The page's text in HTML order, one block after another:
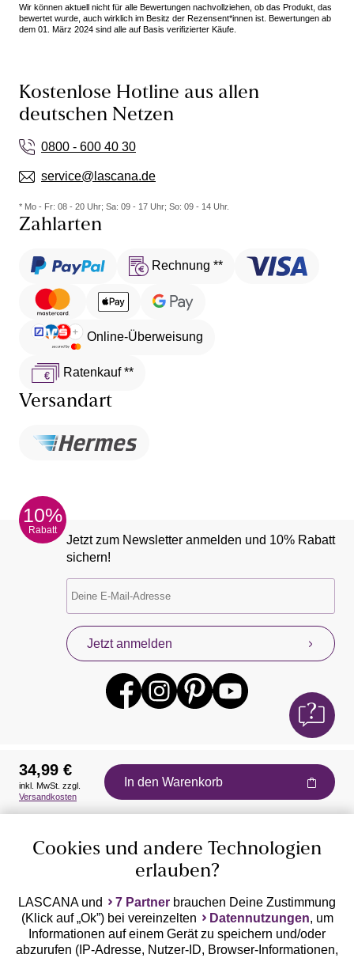
Wir können aktuell nicht für alle Bewertungen nachvollziehen, ob das Produkt, das
bewertet wurde, auch wirklich im Besitz der Rezensent*innen ist. Bewertungen ab
dem 01. März 2024 sind alle auf Basis verifizierter Käufe.
Kostenlose Hotline aus allen
deutschen Netzen
0800 - 600 40 30
service@lascana.de
* Mo - Fr: 08 - 20 Uhr; Sa: 09 - 17 Uhr; So: 09 - 14 Uhr.
Zahlarten
Rechnung **
Online-Überweisung
Ratenkauf **
Versandart
10%
Rabatt
Jetzt zum Newsletter anmelden und 10% Rabatt
sichern!
Jetzt anmelden
Auszeichnungen
Geprüfte Sicherheit
34,99 €
inkl. MwSt. zzgl.
Versandkosten
In den Warenkorb
Cookies und andere Technologien
erlauben?
LASCANA und 7 Partner brauchen Deine Zustimmung
(Klick auf „Ok”) bei vereinzelten
Datennutzungen, um
Informationen auf einem Gerät zu speichern und/oder
abzurufen (IP-Adresse, Nutzer-ID, Browser-Informationen,